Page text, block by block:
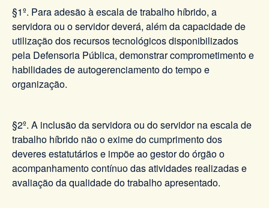
§1º. Para adesão à escala de trabalho híbrido, a
servidora ou o servidor deverá, além da capacidade de
utilização dos recursos tecnológicos disponibilizados
pela Defensoria Pública, demonstrar comprometimento e
habilidades de autogerenciamento do tempo e
organização.
§2º. A inclusão da servidora ou do servidor na escala de
trabalho híbrido não o exime do cumprimento dos
deveres estatutários e impõe ao gestor do órgão o
acompanhamento contínuo das atividades realizadas e
avaliação da qualidade do trabalho apresentado.